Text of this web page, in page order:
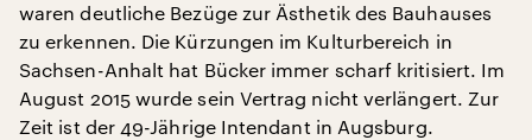
waren deutliche Bezüge zur Ästhetik des Bauhauses
zu erkennen. Die Kürzungen im Kulturbereich in
Sachsen-Anhalt hat Bücker immer scharf kritisiert. Im
August 2015 wurde sein Vertrag nicht verlängert. Zur
Zeit ist der 49-Jährige Intendant in Augsburg.